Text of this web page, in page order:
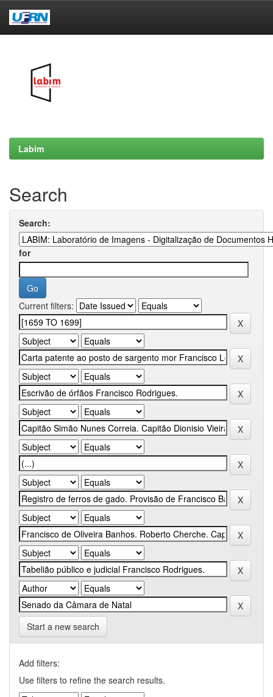
Labim
Search
Search:
for
Current filters:
Start a new search
Add filters:
Use filters to refine the search results.